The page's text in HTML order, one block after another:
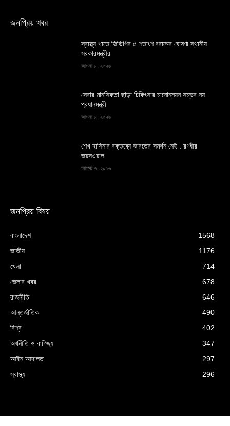
জনপ্রিয় খবর
স্বাস্থ্য খাতে জিডিপির ৫ শতাংশ বরাদ্দের ঘোষণা স্থানীয়
সরকারমন্ত্রীর
আগস্ট ৮, ২০২৬
সেবার মানসিকতা ছাড়া চিকিৎসার মানোন্নয়ন সম্ভব নয়:
প্রধানমন্ত্রী
আগস্ট ৮, ২০২৬
শেখ হাসিনার বক্তব্যে ভারতের সমর্থন নেই : রণধীর
জয়সওয়াল
আগস্ট ৭, ২০২৬
জনপ্রিয় বিষয়
বাংলাদেশ
1568
জাতীয়
1176
খেলা
714
জেলার খবর
678
রাজনীতি
646
আন্তর্জাতিক
490
বিশ্ব
402
অর্থনীতি ও বাণিজ্য
347
আইন আদালত
297
স্বাস্থ্য
296